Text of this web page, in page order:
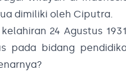
dimiliki oleh Ciputra.
kelahiran 24 Agustus
pada bidang